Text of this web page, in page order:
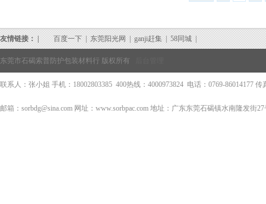
友情链接： | 百度一下 东莞阳光网 ganji赶集 58同城
东莞市石碣索普防护包装材料行 版权所有
联系人：张小姐 手机：18002803385 400热线：4000973824 电话：0769-86014177 传
邮箱：sorbdg@sina.com 网址：www.sorbpac.com 地址：广东东莞石碣镇水南隆发街27